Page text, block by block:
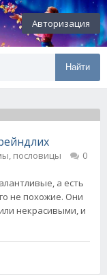
Авторизация
Найти
пословицы 0
а есть
не похожие. Они
некрасивыми, и